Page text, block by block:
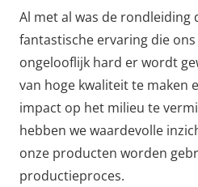
Al met al was de rondleiding
fantastische ervaring die
ongelooflijk hard er wordt
van hoge kwaliteit te maken
impact op het milieu te
hebben we waardevolle
onze producten worden
productieproces.